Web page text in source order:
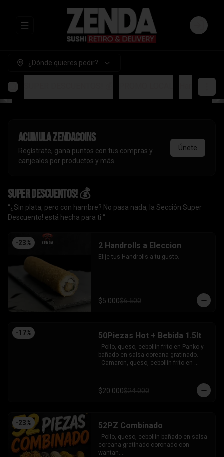
Abrir menu de navegación Login
¿Dónde quieres pedir?
AcumulaZendaCoins
Regístrate, gana puntos con tus compras y
canjealos por productos y más
Únete
SUPER DESCUENTOS! 💰
“¿Sin plata, pero con hambre? No pasa nada, la Sección Super
Descuento! está hecha para ti “
-23% 2 Handrolls a Eleccion
Elije tus Handrolls a tu gusto.
$5.000$6.500
-17% 50Piezas Hot + Bebida 1.5lt
- Pollo, queso, cebollín frito en Panko y
bañado en salsa coreana gratinado.
- Camaron, queso, cebollín frito en
bañado en salsa tari.
- Salmón, queso, cebollín frito en Panko.
$20.000$24.000
-23% 52PZ Combinado
- Pollo, queso, cebollin bañado en salsa
coreana gratinado coronado con
wantan.